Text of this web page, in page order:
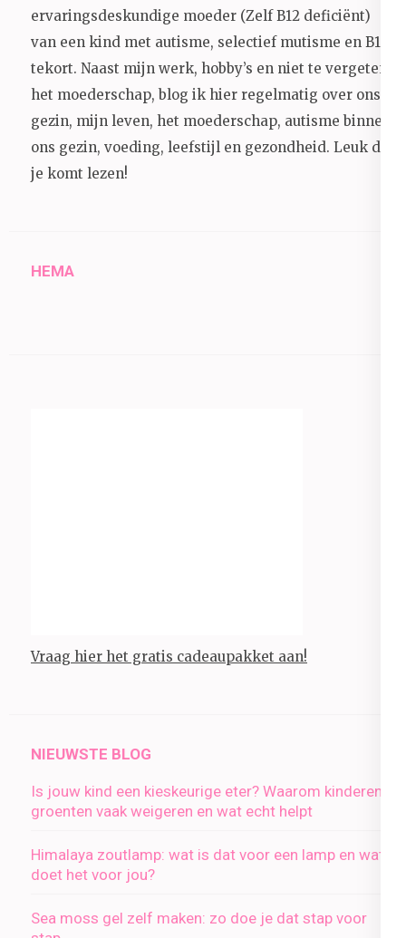
ervaringsdeskundige moeder (Zelf B12 deficiënt)
van een kind met autisme, selectief mutisme en B12
tekort. Naast mijn werk, hobby’s en niet te vergeten
het moederschap, blog ik hier regelmatig over ons
gezin, mijn leven, het moederschap, autisme binnen
ons gezin, voeding, leefstijl en gezondheid. Leuk dat
je komt lezen!
HEMA
Vraag hier het gratis cadeaupakket aan!
NIEUWSTE BLOG
Is jouw kind een kieskeurige eter? Waarom kinderen
groenten vaak weigeren en wat echt helpt
Himalaya zoutlamp: wat is dat voor een lamp en wat
doet het voor jou?
Sea moss gel zelf maken: zo doe je dat stap voor